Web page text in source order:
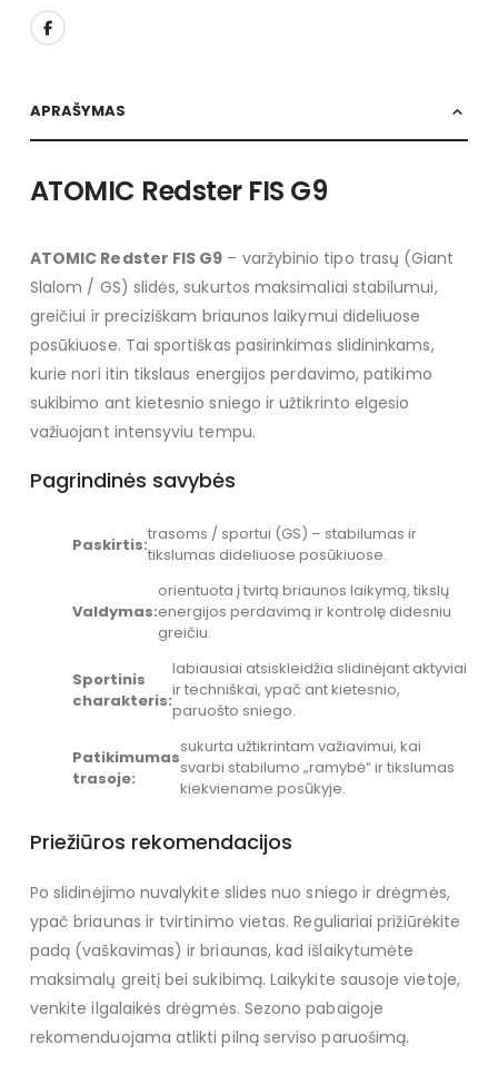
APRAŠYMAS
ATOMIC Redster FIS G9
ATOMIC Redster FIS G9 – varžybinio tipo trasų (Giant
Slalom / GS) slidės, sukurtos maksimaliai stabilumui,
greičiui ir preciziškam briaunos laikymui dideliuose
posūkiuose. Tai sportiškas pasirinkimas slidininkams,
kurie nori itin tikslaus energijos perdavimo, patikimo
sukibimo ant kietesnio sniego ir užtikrinto elgesio
važiuojant intensyviu tempu.
Pagrindinės savybės
Paskirtis:trasoms / sportui (GS) – stabilumas ir
tikslumas dideliuose posūkiuose.
Valdymas:
orientuota į tvirtą briaunos laikymą, tikslų
energijos perdavimą ir kontrolę didesniu
greičiu.
Sportinis
charakteris:
labiausiai atsiskleidžia slidinėjant aktyviai
ir techniškai, ypač ant kietesnio,
paruošto sniego.
Patikimumas
trasoje:
sukurta užtikrintam važiavimui, kai
svarbi stabilumo „ramybė“ ir tikslumas
kiekviename posūkyje.
Priežiūros rekomendacijos
Po slidinėjimo nuvalykite slides nuo sniego ir drėgmės,
ypač briaunas ir tvirtinimo vietas. Reguliariai prižiūrėkite
padą (vaškavimas) ir briaunas, kad išlaikytumėte
maksimalų greitį bei sukibimą. Laikykite sausoje vietoje,
venkite ilgalaikės drėgmės. Sezono pabaigoje
rekomenduojama atlikti pilną serviso paruošimą.